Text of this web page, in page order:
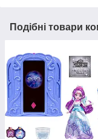
Подібні товари